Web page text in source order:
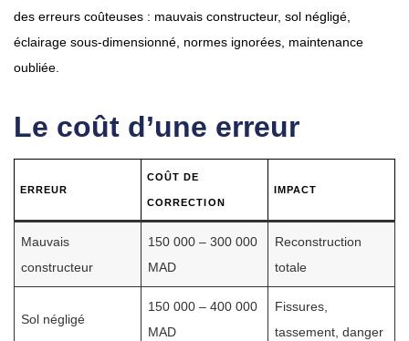
des erreurs coûteuses : mauvais constructeur, sol négligé,
éclairage sous-dimensionné, normes ignorées, maintenance
oubliée.
Le coût d’une erreur
ERREUR
COÛT DE
CORRECTION
IMPACT
Mauvais
constructeur
150 000 – 300 000
MAD
Reconstruction
totale
Sol négligé
150 000 – 400 000
MAD
Fissures,
tassement, danger